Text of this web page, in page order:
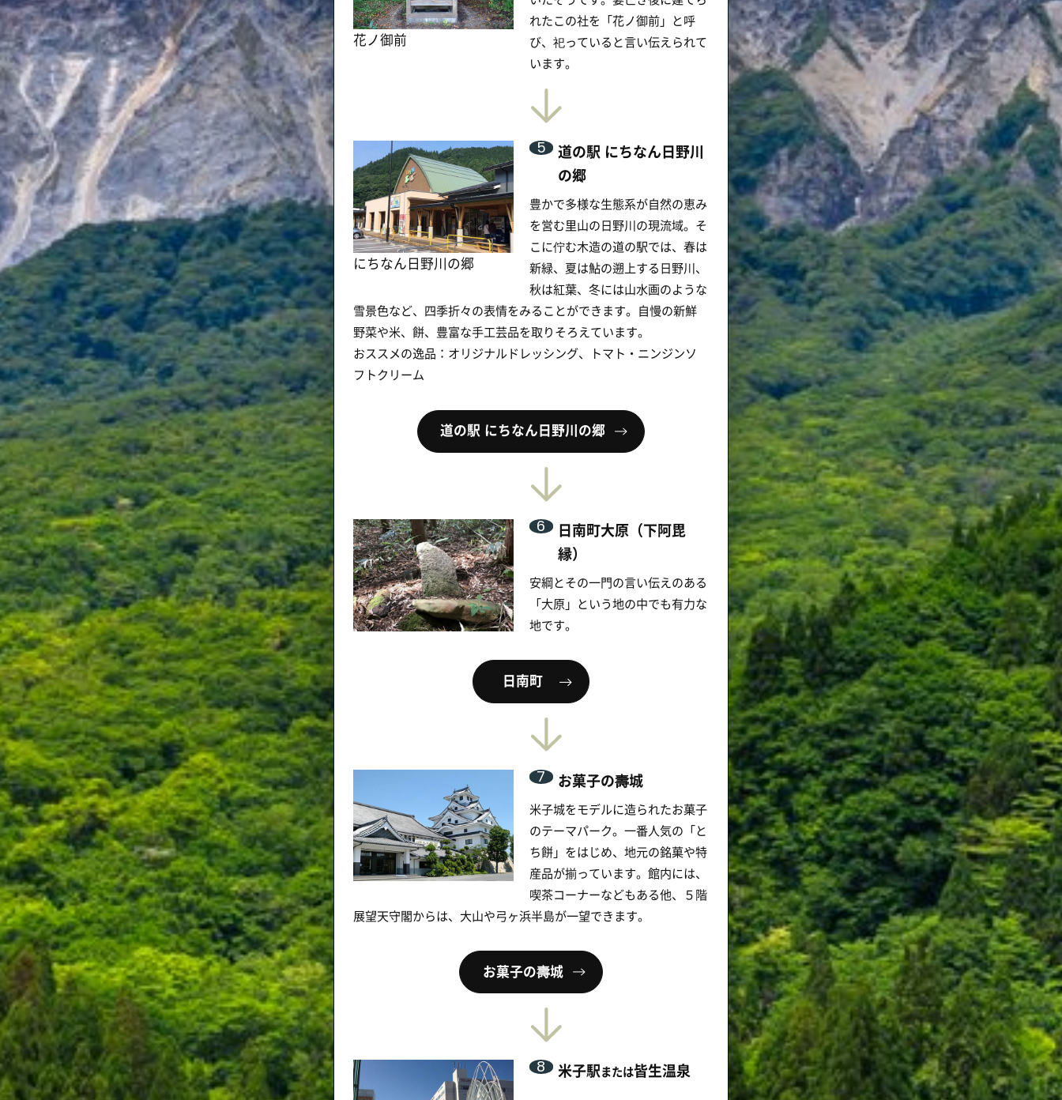
おススメの逸品：オリジナルドレッシング、トマト・ニンジンソ
フトクリーム
6
日南町大原（下阿毘
縁）
安綱とその一門の言い伝えのある
「大原」という地の中でも有力な
地です。
7 お菓子の壽城
ち餅」をはじめ、地元の銘菓や特
産品が揃っています。館内には、
展望天守閣からは、大山や弓ヶ浜半島が一望できます。
お菓子の壽城
米子駅前
8 米子駅または 皆生温泉
CONTACT
大山ワンダーでは観光に関するご質問・観光パンフ
レットの送付を受け付けておりません。
以下から各観光協会、行政機関へお問い合わせくだ
さい。
※大山登山に関するお問い合わせは大山町観光案内
所へ直接お問い合わせください。